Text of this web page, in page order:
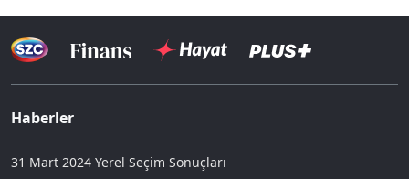
Haberler
31 Mart 2024 Yerel Seçim Sonuçları